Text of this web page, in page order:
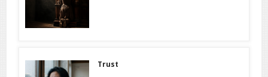
Trust